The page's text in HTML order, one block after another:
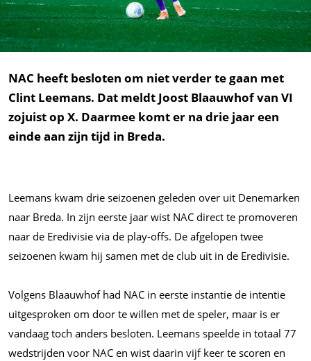
NAC heeft besloten om niet verder te gaan met
Clint Leemans. Dat meldt Joost Blaauwhof van VI
zojuist op X. Daarmee komt er na drie jaar een
einde aan zijn tijd in Breda.
Leemans kwam drie seizoenen geleden over uit Denemarken
naar Breda. In zijn eerste jaar wist NAC direct te promoveren
naar de Eredivisie via de play-offs. De afgelopen twee
seizoenen kwam hij samen met de club uit in de Eredivisie.
Volgens Blaauwhof had NAC in eerste instantie de intentie
uitgesproken om door te willen met de speler, maar is er
vandaag toch anders besloten. Leemans speelde in totaal 77
wedstrijden voor NAC en wist daarin vijf keer te scoren en